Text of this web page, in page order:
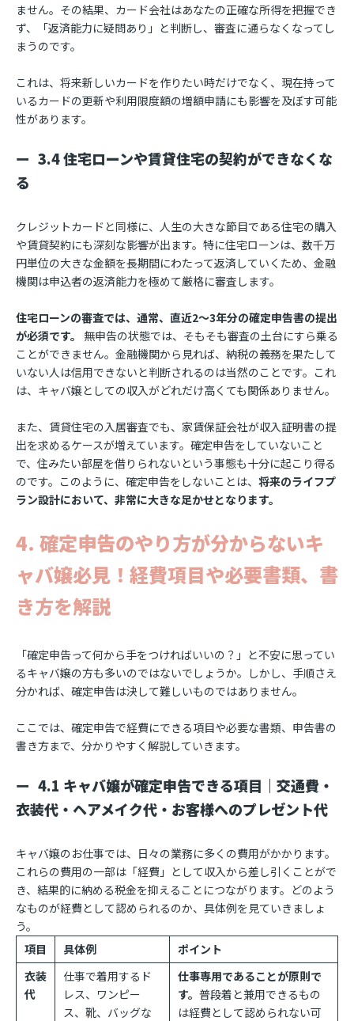
ません。その結果、カード会社はあなたの正確な所得を把握でき
ず、「返済能力に疑問あり」と判断し、審査に通らなくなってし
まうのです。
これは、将来新しいカードを作りたい時だけでなく、現在持って
いるカードの更新や利用限度額の増額申請にも影響を及ぼす可能
性があります。
3.4 住宅ローンや賃貸住宅の契約ができなくな
る
クレジットカードと同様に、人生の大きな節目である住宅の購入
や賃貸契約にも深刻な影響が出ます。特に住宅ローンは、数千万
円単位の大きな金額を長期間にわたって返済していくため、金融
機関は申込者の返済能力を極めて厳格に審査します。
住宅ローンの審査では、通常、直近2〜3年分の確定申告書の提出
が必須です。
無申告の状態では、そもそも審査の土台にすら乗る
ことができません。金融機関から見れば、納税の義務を果たして
いない人は信用できないと判断されるのは当然のことです。これ
は、キャバ嬢としての収入がどれだけ高くても関係ありません。
また、賃貸住宅の入居審査でも、家賃保証会社が収入証明書の提
出を求めるケースが増えています。確定申告をしていないこと
で、住みたい部屋を借りられないという事態も十分に起こり得る
のです。このように、確定申告をしないことは、 将来のライフプ
ラン設計において、非常に大きな足かせとなります。
4. 確定申告のやり方が分からないキ
ャバ嬢必見！経費項目や必要書類、書
き方を解説
「確定申告って何から手をつければいいの？」と不安に思ってい
るキャバ嬢の方も多いのではないでしょうか。しかし、手順さえ
分かれば、確定申告は決して難しいものではありません。
ここでは、確定申告で経費にできる項目や必要な書類、申告書の
書き方まで、分かりやすく解説していきます。
4.1 キャバ嬢が確定申告できる項目｜交通費・
衣装代・ヘアメイク代・お客様へのプレゼント代
キャバ嬢のお仕事では、日々の業務に多くの費用がかかります。
これらの費用の一部は「経費」として収入から差し引くことがで
き、結果的に納める税金を抑えることにつながります。どのよう
なものが経費として認められるのか、具体例を見ていきましょ
う。
項目
具体例
ポイント
衣装
代
仕事で着用するド
レス、ワンピー
ス、靴、バッグな
仕事専用であることが原則で
す。 普段着と兼用できるもの
は経費として認められない可